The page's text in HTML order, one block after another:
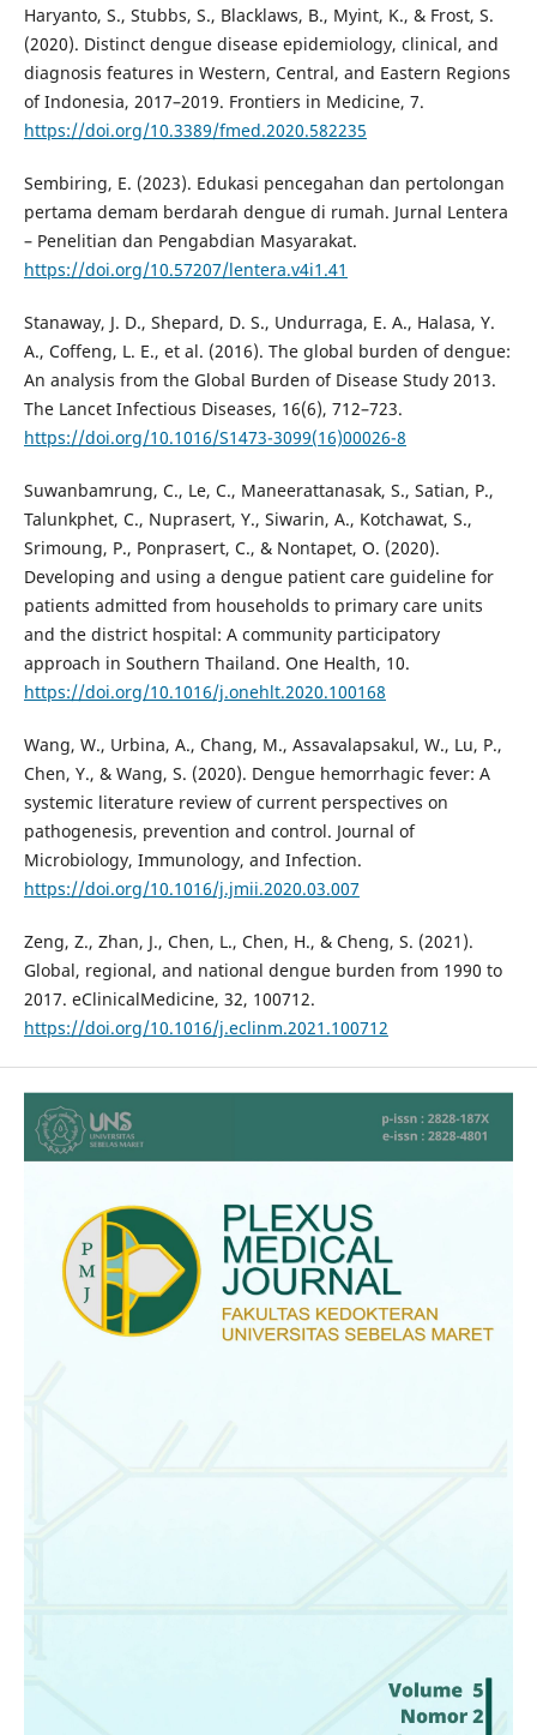
Haryanto, S., Stubbs, S., Blacklaws, B., Myint, K., & Frost, S.
(2020). Distinct dengue disease epidemiology, clinical, and
diagnosis features in Western, Central, and Eastern Regions
of Indonesia, 2017–2019. Frontiers in Medicine, 7.
https://doi.org/10.3389/fmed.2020.582235
Sembiring, E. (2023). Edukasi pencegahan dan pertolongan
pertama demam berdarah dengue di rumah. Jurnal Lentera
– Penelitian dan Pengabdian Masyarakat.
https://doi.org/10.57207/lentera.v4i1.41
Stanaway, J. D., Shepard, D. S., Undurraga, E. A., Halasa, Y.
A., Coffeng, L. E., et al. (2016). The global burden of dengue:
An analysis from the Global Burden of Disease Study 2013.
The Lancet Infectious Diseases, 16(6), 712–723.
https://doi.org/10.1016/S1473-3099(16)00026-8
Suwanbamrung, C., Le, C., Maneerattanasak, S., Satian, P.,
Talunkphet, C., Nuprasert, Y., Siwarin, A., Kotchawat, S.,
Srimoung, P., Ponprasert, C., & Nontapet, O. (2020).
Developing and using a dengue patient care guideline for
patients admitted from households to primary care units
and the district hospital: A community participatory
approach in Southern Thailand. One Health, 10.
https://doi.org/10.1016/j.onehlt.2020.100168
Wang, W., Urbina, A., Chang, M., Assavalapsakul, W., Lu, P.,
Chen, Y., & Wang, S. (2020). Dengue hemorrhagic fever: A
systemic literature review of current perspectives on
pathogenesis, prevention and control. Journal of
Microbiology, Immunology, and Infection.
https://doi.org/10.1016/j.jmii.2020.03.007
Zeng, Z., Zhan, J., Chen, L., Chen, H., & Cheng, S. (2021).
Global, regional, and national dengue burden from 1990 to
2017. eClinicalMedicine, 32, 100712.
https://doi.org/10.1016/j.eclinm.2021.100712